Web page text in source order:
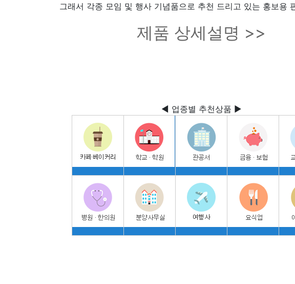
그래서 각종 모임 및 행사 기념품으로 추천 드리고 있는 홍보용
제품 상세설명 >>
◀ 업종별 추천상품 ▶